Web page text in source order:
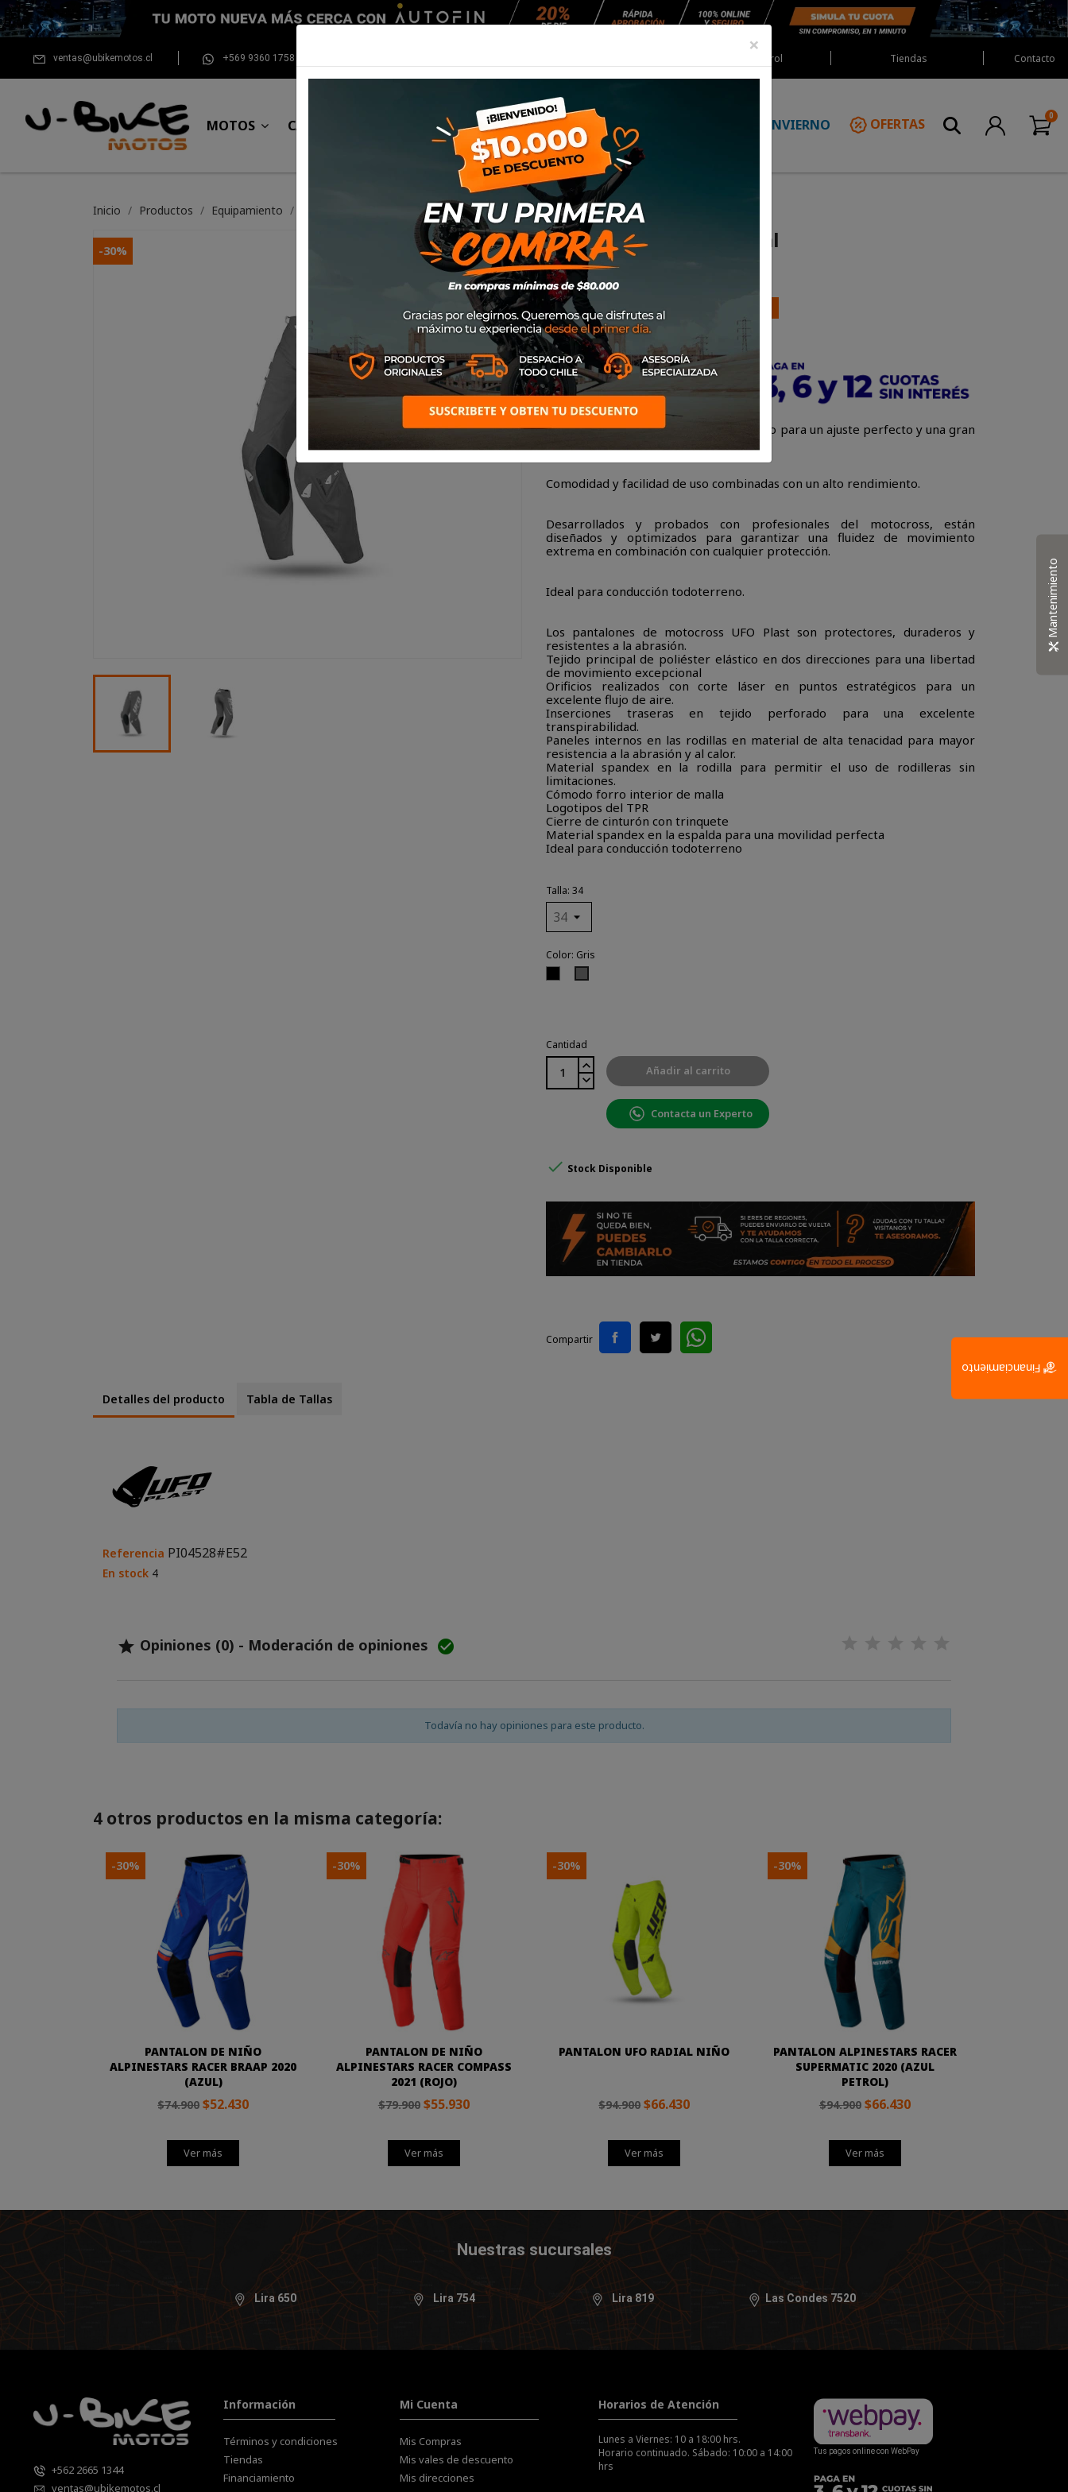
ventas@ubikemotos.cl +569 9360 1758 Red Castrol Tiendas Contacto
MOTOS CASCOS EQUIPAMIENTO NEUMÁTICOS MANTENCIÓN INVIERNO OFERTAS
Inicio Productos Equipamiento Off-Road Pantalones Pantalon Ufo Slim Radial
-30% Pantalon Ufo Slim Radial
SKUPI04528
$111.300 30% DE DESCUENTO
$159.000
Pantalón de motocross de corte ajustado para un ajuste perfecto y una gran
Comodidad y facilidad de uso combinadas con un alto rendimiento.
Desarrollados y probados con profesionales del motocross, están
diseñados y optimizados para garantizar una fluidez de movimiento
extrema en combinación con cualquier protección.
Ideal para conducción todoterreno.
Los pantalones de motocross UFO Plast son protectores, duraderos y
resistentes a la abrasión.
Tejido principal de poliéster elástico en dos direcciones para una libertad
de movimiento excepcional
Orificios realizados con corte láser en puntos estratégicos para un
excelente flujo de aire.
Inserciones traseras en tejido perforado para una excelente
transpirabilidad.
Paneles internos en las rodillas en material de alta tenacidad para mayor
resistencia a la abrasión y al calor.
Material spandex en la rodilla para permitir el uso de rodilleras sin
limitaciones.
Cómodo forro interior de malla
Logotipos del TPR
Cierre de cinturón con trinquete
Material spandex en la espalda para una movilidad perfecta
Ideal para conducción todoterreno
Talla: 34
Color: Gris
Negro
Cantidad
Añadir al carrito
Contacta un Experto
 Stock Disponible
Compartir
Detalles del producto Tabla de Tallas
Referencia PI04528#E52
En stock 4
 Opiniones (0) - Moderación de opiniones 
Todavía no hay opiniones para este producto.
4 otros productos en la misma categoría:
PANTALON DE NIÑO
ALPINESTARS RACER BRAAP 2020
(AZUL)
$74.900 $52.430
Ver más
-30%
PANTALON DE NIÑO
ALPINESTARS RACER COMPASS
2021 (ROJO)
$79.900 $55.930
Ver más
-30%
PANTALON UFO RADIAL NIÑO
$94.900 $66.430
Ver más
-30%
PANTALON ALPINESTARS RACER
SUPERMATIC 2020 (AZUL
PETROL)
$94.900 $66.430
Ver más
-30%
Nuestras sucursales
Lira 650 Lira 754 Lira 819 Las Condes 7520
+562 2665 1344
ventas@ubikemotos.cl
Información
Términos y condiciones
Tiendas
Financiamiento
Mi Cuenta
Mis Compras
Mis vales de descuento
Mis direcciones
Horarios de Atención
Lunes a Viernes: 10 a 18:00 hrs.
Horario continuado. Sábado: 10:00 a 14:00
hrs
Tus pagos online con WebPay
×
Mantenimiento
Financiamiento